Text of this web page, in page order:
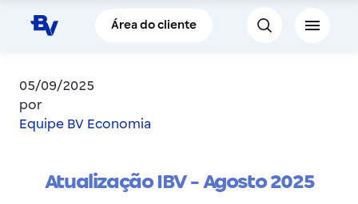
Pular para o Conteúdo principal
Área do cliente
05/09/2025
por
Equipe BV Economia
Atualização IBV - Agosto 2025